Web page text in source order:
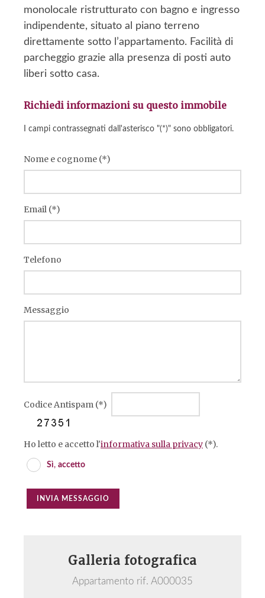
monolocale ristrutturato con bagno e ingresso
indipendente, situato al piano terreno
direttamente sotto l’appartamento. Facilità di
parcheggio grazie alla presenza di posti auto
liberi sotto casa.
Richiedi informazioni su questo immobile
I campi contrassegnati dall'asterisco "(*)" sono obbligatori.
Nome e cognome (*)
Email (*)
Telefono
Messaggio
Codice Antispam (*)
Ho letto e accetto l'informativa sulla privacy (*).
Sì, accetto
INVIA MESSAGGIO
Galleria fotografica
Appartamento rif. A000035